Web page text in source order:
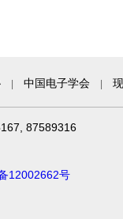
中国电子学会
87589316
12002662号